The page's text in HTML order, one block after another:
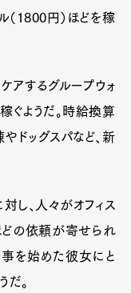
（1800円）ほどを稼
アするグループウォ
ぐようだ。時給換算
ドッグスパなど、新
し、人々がオフィス
どの依頼が寄せられ
事を始めた彼女にと
だ。